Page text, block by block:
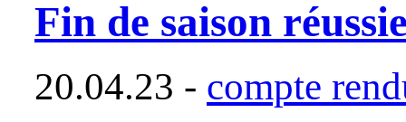
Fin de saison
20.04.23 - compte